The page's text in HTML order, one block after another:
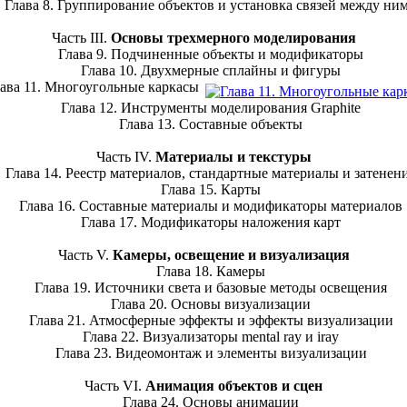
8. Группирование объектов и установка связей между
Часть III. Основы трехмерного моделирования
Глава 9. Подчиненные объекты и модификаторы
Глава 10. Двухмерные сплайны и фигуры
11. Многоугольные каркасы
Глава 12. Инструменты моделирования Graphite
Глава 13. Составные объекты
Часть IV. Материалы и текстуры
14. Реестр материалов, стандартные материалы и
Глава 15. Карты
Глава 16. Составные материалы и модификаторы материалов
Глава 17. Модификаторы наложения карт
Часть V. Камеры, освещение и визуализация
Глава 18. Камеры
Глава 19. Источники света и базовые методы освещения
Глава 20. Основы визуализации
Глава 21. Атмосферные эффекты и эффекты визуализации
Глава 22. Визуализаторы mental ray и iray
Глава 23. Видеомонтаж и элементы визуализации
Часть VI. Анимация объектов и сцен
Глава 24. Основы анимации